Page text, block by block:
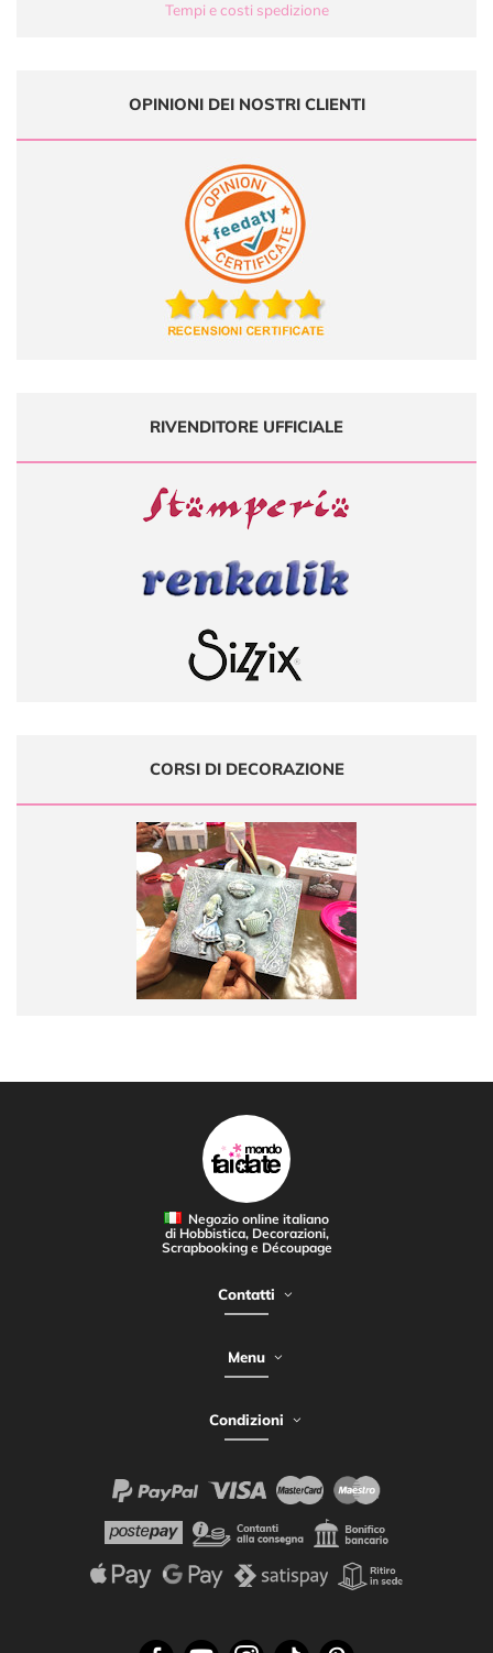
Tempi e costi spedizione
OPINIONI DEI NOSTRI CLIENTI
RIVENDITORE UFFICIALE
CORSI DI DECORAZIONE
Negozio online italiano
di Hobbistica, Decorazioni,
Scrapbooking e Découpage
Contatti
Menu
Condizioni